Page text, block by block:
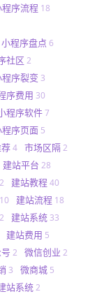
程序流程 18
小程序盘点 6
社区 2
序裂变 3
序费用 30
程序软件7
程序页面 5
4 市场区隔2
建站平台 28
2 建站教程40
10 建站流程 18
2 建站系统 33
建站费用 5
2 微信创业 2
3 微商城 5
站系统2